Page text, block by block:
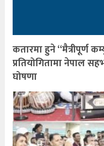
कतारमा हुने “मैत्रीपूर्ण
प्रतियोगितामा नेपाल
घोषणा